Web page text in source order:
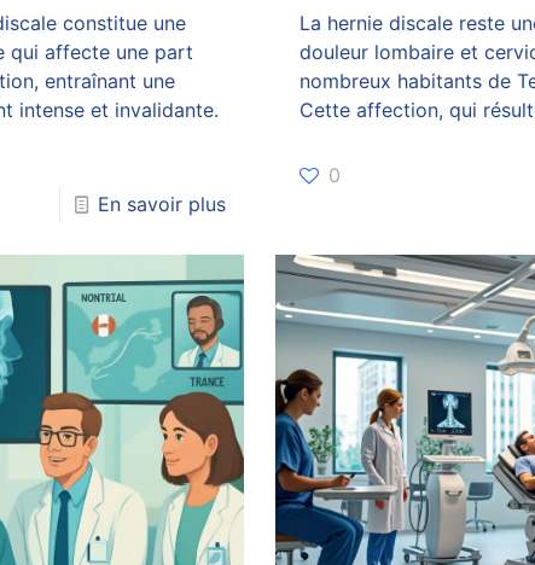
constitue une
qui affecte une part
entraînant une
intense et invalidante.
En savoir plus
La hernie discale reste
douleur lombaire et
nombreux habitants de
Cette affection, qui
0